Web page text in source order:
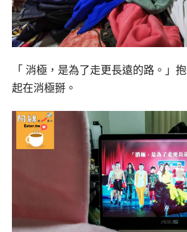
「 消極，是為了走更長遠的路。」
起在消極掰。